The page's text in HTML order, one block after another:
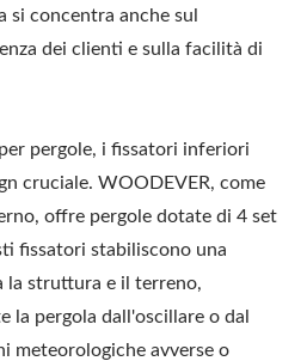
si concentra anche sul
dei clienti e sulla facilità di
pergole, i fissatori inferiori
cruciale. WOODEVER, come
offre pergole dotate di 4 set
fissatori stabiliscono una
la struttura e il terreno,
la pergola dall'oscillare o dal
meteorologiche avverse o